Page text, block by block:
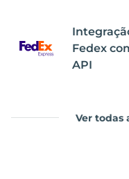
Fedex
API
Ver todas